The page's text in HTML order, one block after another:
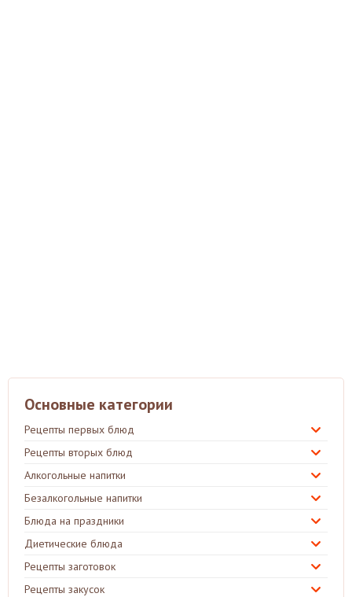
Основные категории
Рецепты первых блюд
Рецепты вторых блюд
Алкогольные напитки
Безалкогольные напитки
Блюда на праздники
Диетические блюда
Рецепты заготовок
Рецепты закусок